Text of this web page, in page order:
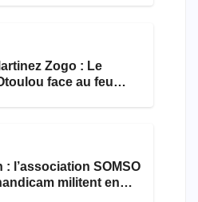
Zogo : Le
face au feu
: l’association SOMSO
militent en